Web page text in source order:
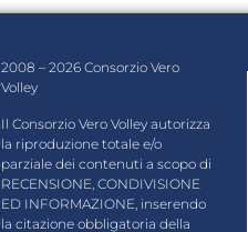
2008 – 2026 Consorzio Vero
Volley
Il Consorzio Vero Volley autorizza
la riproduzione totale e/o
parziale dei contenuti a scopo di
RECENSIONE, CONDIVISIONE
ED INFORMAZIONE, inserendo
la citazione obbligatoria della